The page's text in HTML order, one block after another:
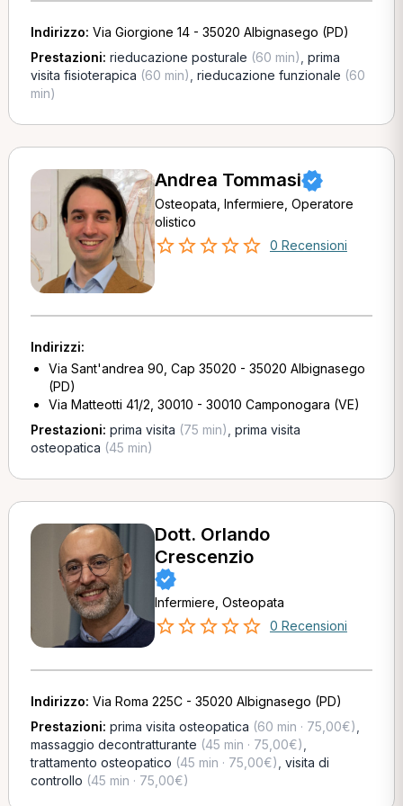
Indirizzo: Via Giorgione 14 - 35020 Albignasego (PD)
Prestazioni: rieducazione posturale (60 min) prima
visita fisioterapica (60 min) rieducazione funzionale (60
min)
Andrea Tommasi
Osteopata, Infermiere, Operatore
olistico
0 Recensioni
Indirizzi:
Via Sant'andrea 90, Cap 35020 - 35020 Albignasego
(PD)
Via Matteotti 41/2, 30010 - 30010 Camponogara (VE)
Prestazioni: prima visita (75 min) prima visita
osteopatica (45 min)
Dott. Orlando
Crescenzio
Infermiere, Osteopata
0 Recensioni
Indirizzo: Via Roma 225C - 35020 Albignasego (PD)
Prestazioni: prima visita osteopatica (60 min · 75,00€)
massaggio decontratturante (45 min · 75,00€)
trattamento osteopatico (45 min · 75,00€) visita di
controllo (45 min · 75,00€)